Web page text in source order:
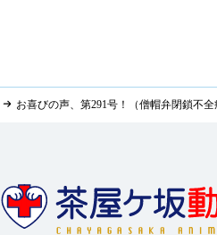
お喜びの声、第291号！（僧帽弁閉鎖不